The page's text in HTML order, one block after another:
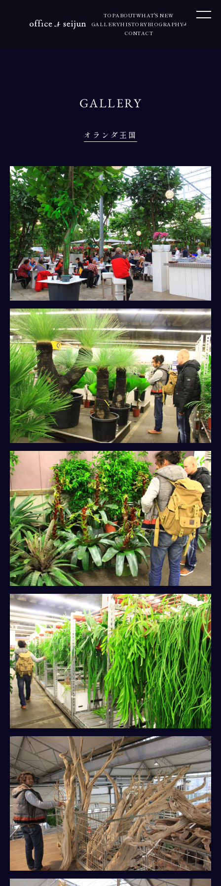
TOPABOUTWHAT'S NEW
GALLERYHISTORYBIOGRAPHY
CONTACT
GALLERY
オランダ王国